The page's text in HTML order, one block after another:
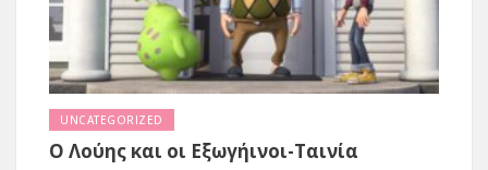
UNCATEGORIZED
Ο Λούης και οι Εξωγήινοι-Ταινία